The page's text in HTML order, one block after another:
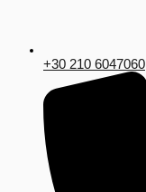
+30 210 6047060